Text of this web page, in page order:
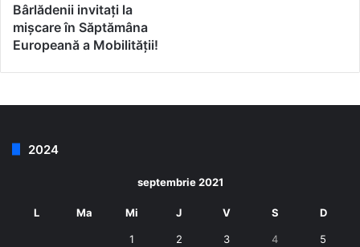
Bârlădenii invitați la
mișcare în Săptămâna
Europeană a Mobilității!
2024
septembrie 2021
L Ma Mi J V S D
1 2 3 4 5